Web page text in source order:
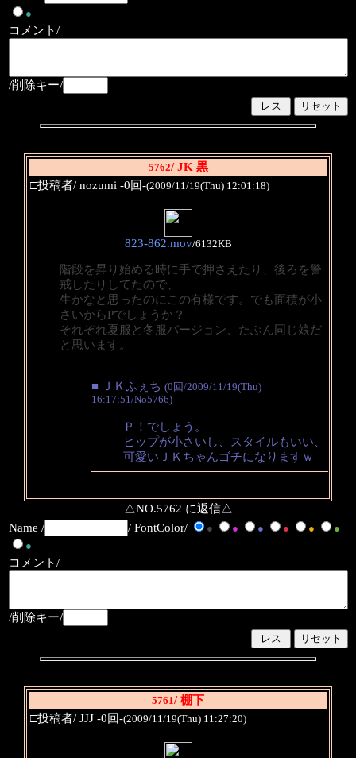
●
コメント/
/削除キー/
5762/ JK 黒
□投稿者/ nozumi -0回-(2009/11/19(Thu) 12:01:18)
823-862.mov/6132KB
階段を昇り始める時に手で押さえたり、後ろを警
戒したりしてたので、
生かなと思ったのにこの有様です。でも面積が小
さいからPでしょうか？
それぞれ夏服と冬服バージョン、たぶん同じ娘だ
と思います。
■ ＪＫふぇち (0回/2009/11/19(Thu)
16:17:51/No5766)
Ｐ！でしょう。
ヒップが小さいし、スタイルもいい、
可愛いＪＫちゃんゴチになりますｗ
△NO.5762 に返信△
Name /
/ FontColor/ ● ● ● ● ●
●
●
コメント/
/削除キー/
5761/ 棚下
□投稿者/ JJJ -0回-(2009/11/19(Thu) 11:27:20)